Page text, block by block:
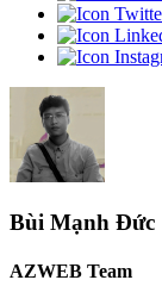
Bùi Mạnh Đức
AZWEB Team